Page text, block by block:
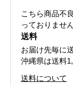
こちら商品不
っておりませ
送料
お届け先毎に
沖縄県は送料
送料について